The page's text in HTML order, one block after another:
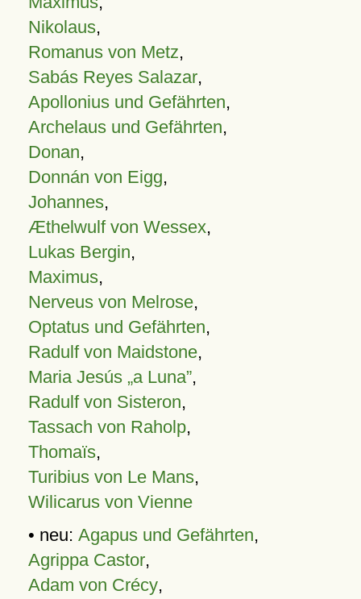
Nikolaus,
Romanus von Metz,
Sabás Reyes Salazar,
Apollonius und Gefährten,
Archelaus und Gefährten,
Donan,
Donnán von Eigg,
Johannes,
Æthelwulf von Wessex,
Lukas Bergin,
Maximus,
Nerveus von Melrose,
Optatus und Gefährten,
Radulf von Maidstone,
Maria Jesús „a Luna”,
Radulf von Sisteron,
Tassach von Raholp,
Thomaïs,
Turibius von Le Mans,
Wilicarus von Vienne
• neu: Agapus und Gefährten,
Agrippa Castor,
Adam von Crécy,